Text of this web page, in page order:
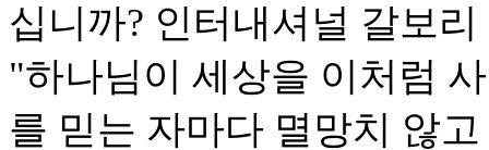
십니까? 인터내셔널 갈보
"하나님이 세상을 이처럼
를 믿는 자마다 멸망치 않